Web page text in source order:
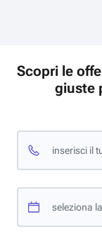
Scopri le
giuste
inserisci il
seleziona